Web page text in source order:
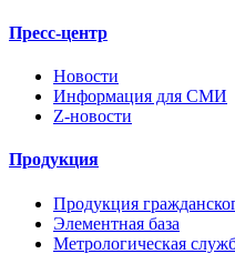
Пресс-центр
Новости
Информация для СМИ
Z-новости
Продукция
Продукция
Элементная база
Метрологическая